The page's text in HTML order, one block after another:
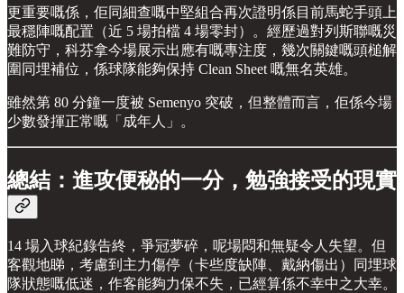
更重要嘅係，佢同細查嘅中堅組合再次證明係目前馬蛇手頭上
最穩陣嘅配置（近 5 場拍檔 4 場零封）。經歷過對列斯聯嘅災
難防守，科芬拿今場展示出應有嘅專注度，幾次關鍵嘅頭槌解
圍同埋補位，係球隊能夠保持 Clean Sheet 嘅無名英雄。
雖然第 80 分鐘一度被 Semenyo 突破，但整體而言，佢係今場
少數發揮正常嘅「成年人」。
總結：進攻便秘的一分，勉強接受的現實
14 場入球紀錄告終，爭冠夢碎，呢場悶和無疑令人失望。但
客觀地睇，考慮到主力傷停（卡些度缺陣、戴納傷出）同埋球
隊狀態嘅低迷，作客能夠力保不失，已經算係不幸中之大幸。